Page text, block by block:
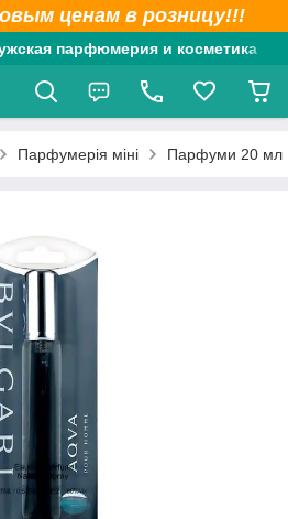
ценам в розницу!!!
парфюмерия и косметика
Парфумерія міні Парфуми 20 мл